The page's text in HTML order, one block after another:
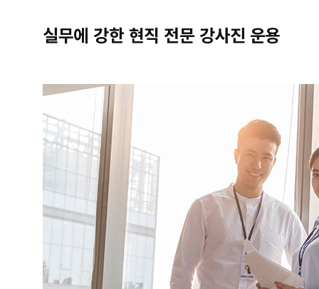
실무에 강한 현직 전문 강사진 운용